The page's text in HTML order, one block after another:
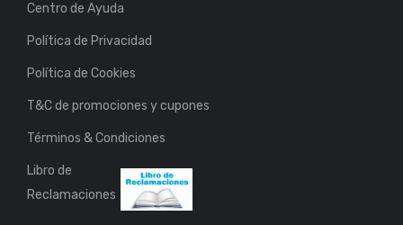
Centro de Ayuda
Política de Privacidad
Política de Cookies
T&C de promociones y cupones
Términos & Condiciones
Libro de
Reclamaciones